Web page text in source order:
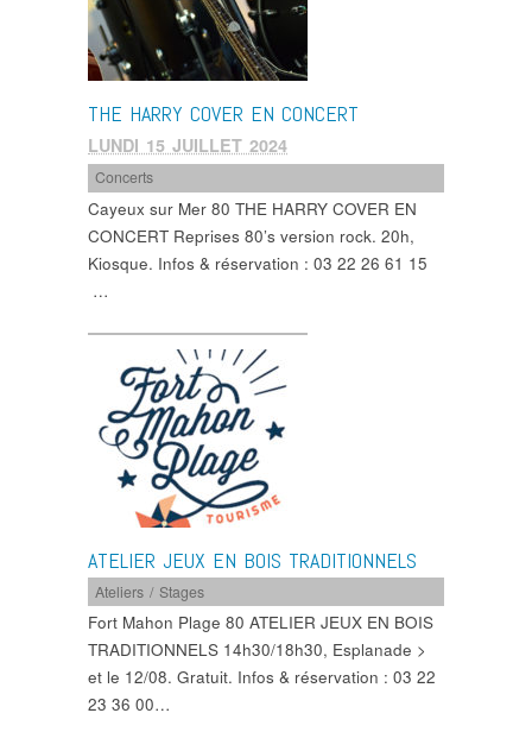
THE HARRY COVER EN CONCERT
LUNDI 15 JUILLET 2024
Concerts
Cayeux sur Mer 80 THE HARRY COVER EN
CONCERT Reprises 80’s version rock. 20h,
Kiosque. Infos & réservation : 03 22 26 61 15
…
ATELIER JEUX EN BOIS TRADITIONNELS
Ateliers / Stages
Fort Mahon Plage 80 ATELIER JEUX EN BOIS
TRADITIONNELS 14h30/18h30, Esplanade >
et le 12/08. Gratuit. Infos & réservation : 03 22
23 36 00…